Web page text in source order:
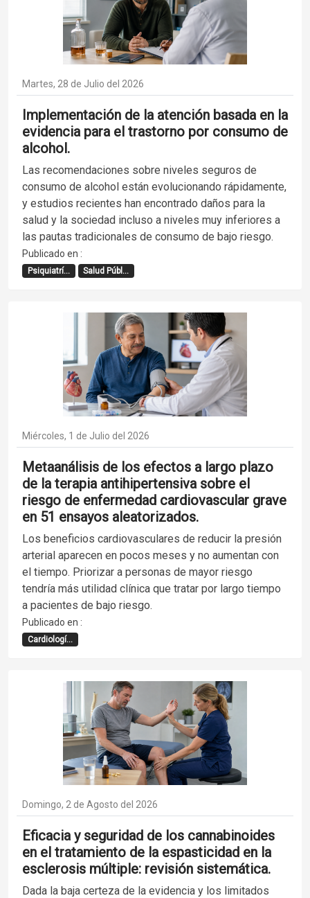
Martes, 28 de Julio del 2026
Implementación de la atención basada en la
evidencia para el trastorno por consumo de
alcohol.
Las recomendaciones sobre niveles seguros de
consumo de alcohol están evolucionando rápidamente,
y estudios recientes han encontrado daños para la
salud y la sociedad incluso a niveles muy inferiores a
las pautas tradicionales de consumo de bajo riesgo.
Publicado en :
Psiquiatrí... Salud Públ...
Miércoles, 1 de Julio del 2026
Metaanálisis de los efectos a largo plazo
de la terapia antihipertensiva sobre el
riesgo de enfermedad cardiovascular grave
en 51 ensayos aleatorizados.
Los beneficios cardiovasculares de reducir la presión
arterial aparecen en pocos meses y no aumentan con
el tiempo. Priorizar a personas de mayor riesgo
tendría más utilidad clínica que tratar por largo tiempo
a pacientes de bajo riesgo.
Publicado en :
Cardiologí...
Domingo, 2 de Agosto del 2026
Eficacia y seguridad de los cannabinoides
en el tratamiento de la espasticidad en la
esclerosis múltiple: revisión sistemática.
Dada la baja certeza de la evidencia y los limitados